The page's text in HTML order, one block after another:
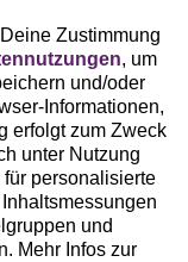
Zustimmung
, um
und/oder
Informationen,
erfolgt zum Zweck
unter Nutzung
personalisierte
und
Mehr Infos zur